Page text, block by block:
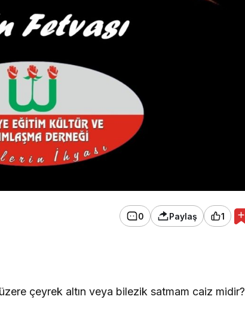
0 Paylaş 1
çeyrek altın veya bilezik satmam caiz midir?